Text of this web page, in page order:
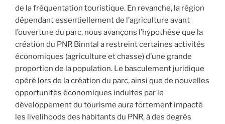
de la fréquentation touristique. En revanche, la région
dépendant essentiellement de l’agriculture avant
l’ouverture du parc, nous avançons l’hypothèse que la
création du PNR Binntal a restreint certaines activités
économiques (agriculture et chasse) d’une grande
proportion de la population. Le basculement juridique
opéré lors de la création du parc, ainsi que de nouvelles
opportunités économiques induites par le
développement du tourisme aura fortement impacté
les livelihoods des habitants du PNR, à des degrés